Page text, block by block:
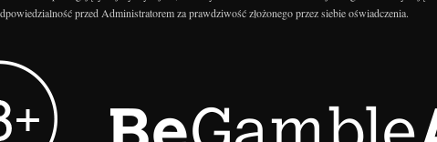
przed Administratorem za prawdziwość złożonego przez siebie oświadczenia.